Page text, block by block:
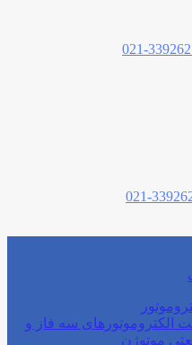
33926271-
الکتروموتورهای سه فاز و
موتوژن